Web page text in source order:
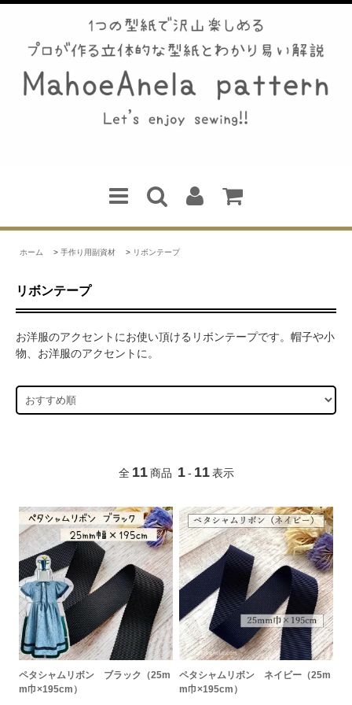
ホーム > 手作り用副資材 > リボンテープ
リボンテープ
お洋服のアクセントにお使い頂けるリボンテープです。帽子や小
物、お洋服のアクセントに。
全 11 商品 1 - 11 表示
ペタシャムリボン ブラック（25m
m巾×195cm）
ペタシャムリボン ネイビー（25m
m巾×195cm）